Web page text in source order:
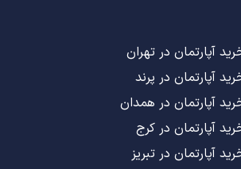
آپارتمان در تهران
آپارتمان در پرند
آپارتمان در همدان
آپارتمان در کرج
آپارتمان در تبریز